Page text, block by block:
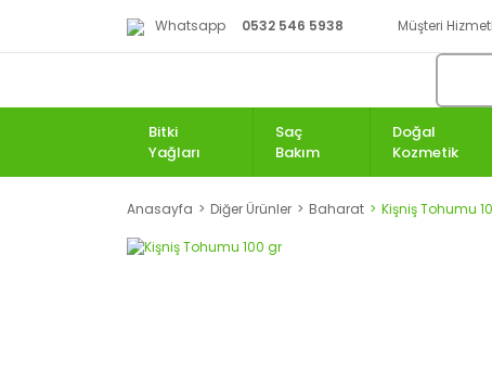
Whatsapp 0532 546 5938 Müşteri
Bitki
Yağları
Saç
Bakım
Doğal
Kozmetik
Anasayfa Diğer Ürünler Baharat Kişniş Tohumu